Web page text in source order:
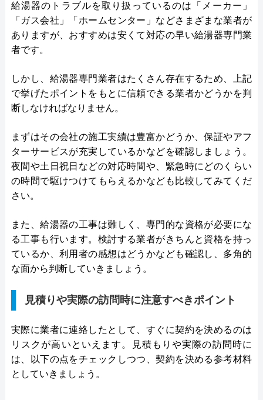
給湯器のトラブルを取り扱っているのは「メーカー」
「ガス会社」「ホームセンター」などさまざまな業者が
ありますが、おすすめは安くて対応の早い給湯器専門業
者です。
しかし、給湯器専門業者はたくさん存在するため、上記
で挙げたポイントをもとに信頼できる業者かどうかを判
断しなければなりません。
まずはその会社の施工実績は豊富かどうか、保証やアフ
ターサービスが充実しているかなどを確認しましょう。
夜間や土日祝日などの対応時間や、緊急時にどのくらい
の時間で駆けつけてもらえるかなども比較してみてくだ
さい。
また、給湯器の工事は難しく、専門的な資格が必要にな
る工事も行います。検討する業者がきちんと資格を持っ
ているか、利用者の感想はどうかなども確認し、多角的
な面から判断していきましょう。
見積りや実際の訪問時に注意すべきポイント
実際に業者に連絡したとして、すぐに契約を決めるのは
リスクが高いといえます。見積もりや実際の訪問時に
は、以下の点をチェックしつつ、契約を決める参考材料
としていきましょう。